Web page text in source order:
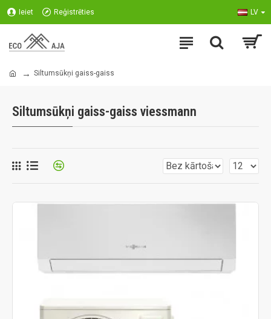
Ieiet Reģistrēties LV
Siltumsūkņi gaiss-gaiss
Siltumsūkņi gaiss-gaiss viessmann